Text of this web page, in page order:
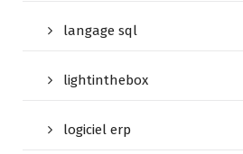
langage sql
lightinthebox
logiciel erp